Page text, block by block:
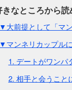
▼大前提として「マ
▼マンネリカップル
1. デートがワンパ
2. 相手と会うこと